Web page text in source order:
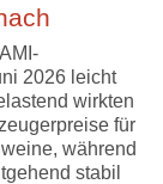
2026 leicht
wirkten
für
während
stabil